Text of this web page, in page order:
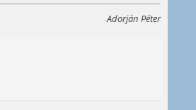
Adorján Péter